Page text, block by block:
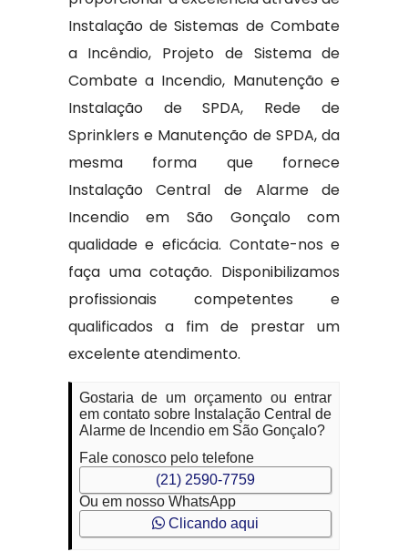
Instalação de Sistemas de Combate
a Incêndio, Projeto de Sistema de
Combate a Incendio, Manutenção e
Instalação de SPDA, Rede de
Sprinklers e Manutenção de SPDA, da
mesma forma que fornece
Instalação Central de Alarme de
Incendio em São Gonçalo com
qualidade e eficácia. Contate-nos e
faça uma cotação. Disponibilizamos
profissionais competentes e
qualificados a fim de prestar um
excelente atendimento.
Gostaria de um orçamento ou entrar
em contato sobre Instalação Central de
Alarme de Incendio em São Gonçalo?
Fale conosco pelo telefone
(21) 2590-7759
Ou em nosso WhatsApp
Clicando aqui